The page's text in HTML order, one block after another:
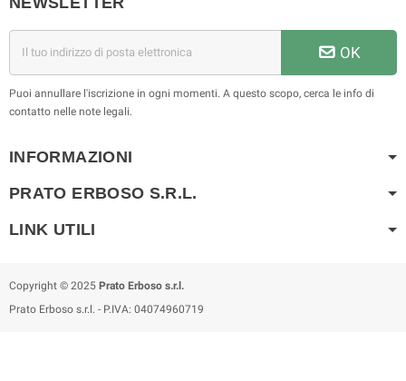
OK
Puoi annullare l'iscrizione in ogni momenti. A questo scopo, cerca le info di
contatto nelle note legali.
INFORMAZIONI
PRATO ERBOSO S.R.L.
LINK UTILI
Copyright © 2025 Prato Erboso s.r.l.
Prato Erboso s.r.l. - P.IVA: 04074960719